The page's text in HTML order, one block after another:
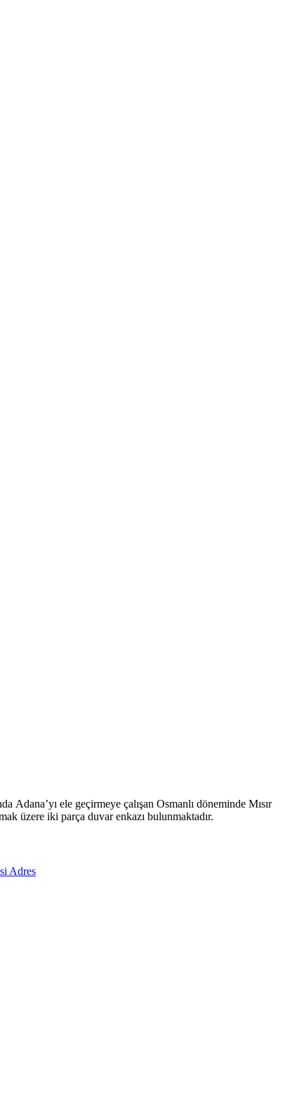
Adana’yı ele geçirmeye çalışan Osmanlı döneminde Mısır
üzere iki parça duvar enkazı bulunmaktadır.
Adres